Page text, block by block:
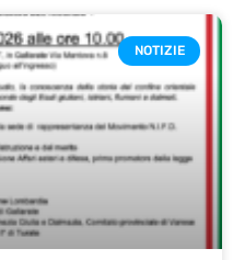
NOTIZIE